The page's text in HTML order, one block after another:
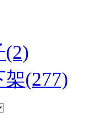
(2)
架(277)